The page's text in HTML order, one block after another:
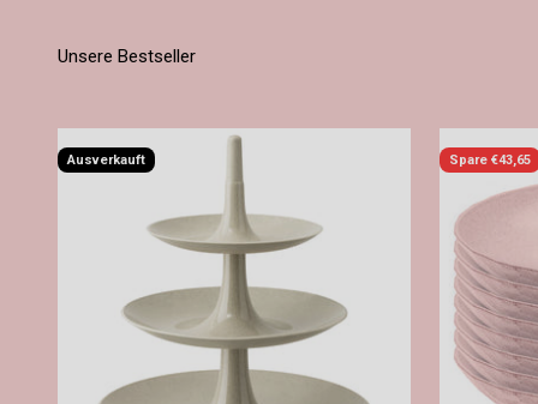
Ausverkauft Spare €43,65